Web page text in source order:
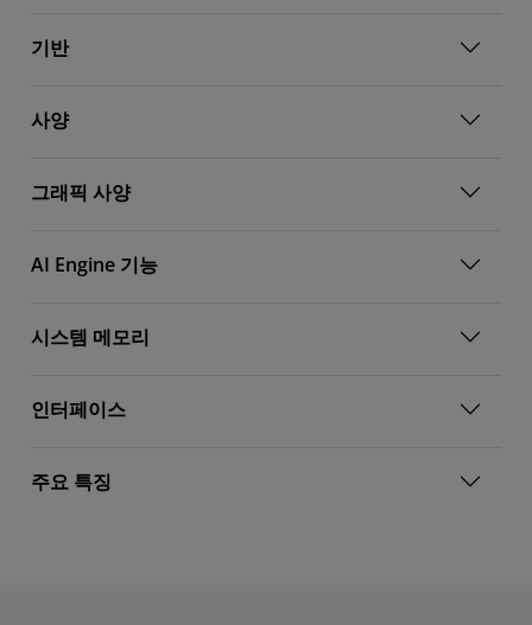
기반
사양
그래픽 사양
AI Engine 기능
시스템 메모리
인터페이스
주요 특징